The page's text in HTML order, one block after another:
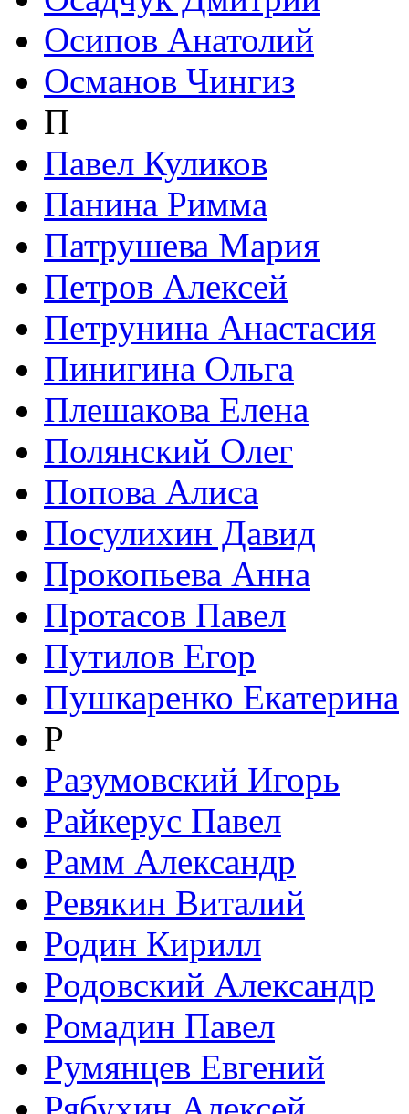
Осипов Анатолий
Османов Чингиз
П
Павел Куликов
Панина Римма
Патрушева Мария
Петров Алексей
Петрунина Анастасия
Пинигина Ольга
Плешакова Елена
Полянский Олег
Попова Алиса
Посулихин Давид
Прокопьева Анна
Протасов Павел
Путилов Егор
Пушкаренко Екатерина
Р
Разумовский Игорь
Райкерус Павел
Рамм Александр
Ревякин Виталий
Родин Кирилл
Родовский Александр
Ромадин Павел
Румянцев Евгений